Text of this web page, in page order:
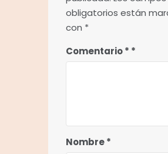
obligatorios están
con *
Comentario*
Nombre*